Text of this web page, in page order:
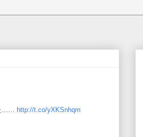
…… http://t.co/yXKSnhqm